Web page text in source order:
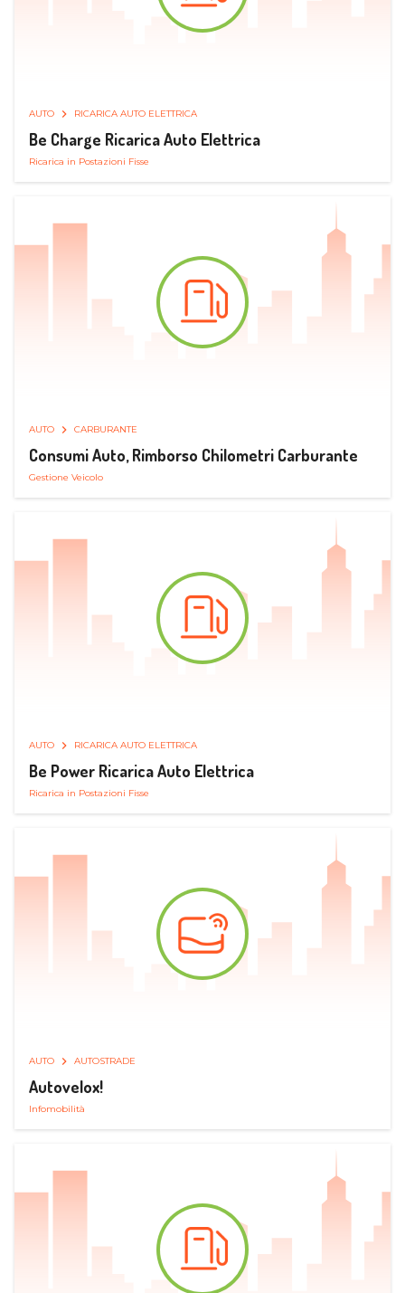
AUTO RICARICA AUTO ELETTRICA
Be Charge Ricarica Auto Elettrica
Ricarica in Postazioni Fisse
AUTO CARBURANTE
Consumi Auto, Rimborso Chilometri Carburante
Gestione Veicolo
AUTO RICARICA AUTO ELETTRICA
Be Power Ricarica Auto Elettrica
Ricarica in Postazioni Fisse
AUTO AUTOSTRADE
Autovelox!
Infomobilità